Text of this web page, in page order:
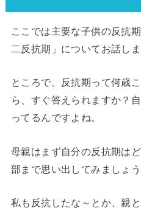
ここでは主要な子供の反抗
二反抗期」についてお話しま
ところで、反抗期って何歳
ら、すぐ答えられますか？
ってるんですよね。
母親はまず自分の反抗期は
部まで思い出してみましょう
私も反抗したな～とか、親